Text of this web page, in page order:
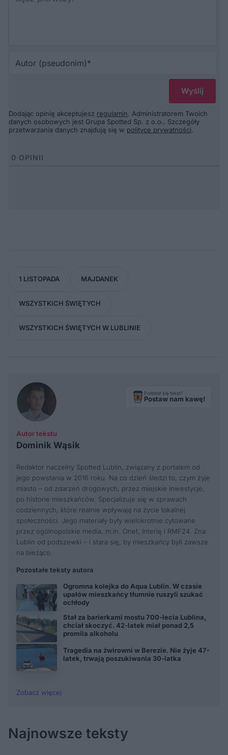
Dodając opinię akceptujesz regulamin. Administratorem Twoich
danych osobowych jest Grupa Spotted Sp. z o.o.. Szczegóły
przetwarzania danych znajdują się w polityce prywatności.
0 OPINII
1 LISTOPADA MAJDANEK
WSZYSTKICH ŚWIĘTYCH
WSZYSTKICH ŚWIĘTYCH W LUBLINIE
Autor tekstu
Dominik Wąsik
Podobał się tekst?
Postaw nam kawę!
Redaktor naczelny Spotted Lublin, związany z portalem od
jego powstania w 2016 roku. Na co dzień śledzi to, czym żyje
miasto – od zdarzeń drogowych, przez miejskie inwestycje,
po historie mieszkańców. Specjalizuje się w sprawach
codziennych, które realnie wpływają na życie lokalnej
społeczności. Jego materiały były wielokrotnie cytowane
przez ogólnopolskie media, m.in. Onet, Interię i RMF24. Zna
Lublin od podszewki – i stara się, by mieszkańcy byli zawsze
na bieżąco.
Pozostałe teksty autora
Ogromna kolejka do Aqua Lublin. W czasie
upałów mieszkańcy tłumnie ruszyli szukać
ochłody
Stał za barierkami mostu 700-lecia Lublina,
chciał skoczyć. 42-latek miał ponad 2,5
promila alkoholu
Tragedia na żwirowni w Berezie. Nie żyje 47-
latek, trwają poszukiwania 30-latka
Zobacz więcej
Najnowsze teksty